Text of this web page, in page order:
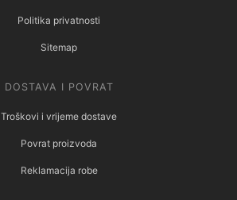
Politika privatnosti
Sitemap
DOSTAVA I POVRAT
Troškovi i vrijeme dostave
Povrat proizvoda
Reklamacija robe